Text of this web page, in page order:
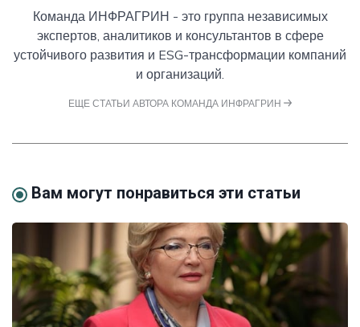
Команда ИНФРАГРИН - это группа независимых
экспертов, аналитиков и консультантов в сфере
устойчивого развития и ESG-трансформации компаний
и организаций.
ЕЩЕ СТАТЬИ АВТОРА КОМАНДА ИНФРАГРИН
Вам могут понравиться эти статьи